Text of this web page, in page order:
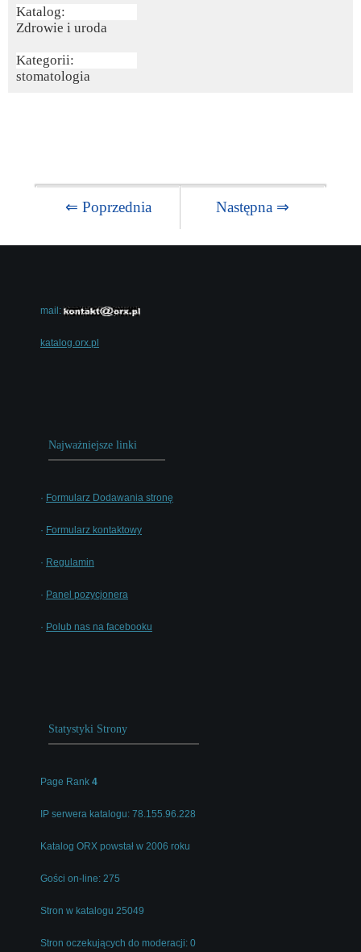
Katalog:
Zdrowie i uroda
Kategorii:
stomatologia
⇐ Poprzednia Następna ⇒
mail:
katalog.orx.pl
Najważniejsze linki
· Formularz Dodawania stronę
· Formularz kontaktowy
· Regulamin
· Panel pozycjonera
· Polub nas na facebooku
Statystyki Strony
Page Rank 4
IP serwera katalogu: 78.155.96.228
Katalog ORX powstał w 2006 roku
Gości on-line: 275
Stron w katalogu 25049
Stron oczekujących do moderacji: 0